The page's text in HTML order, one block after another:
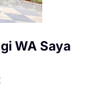
WA Saya